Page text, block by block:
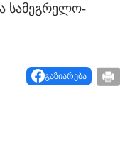
სამეგრელო-
გაზიარება